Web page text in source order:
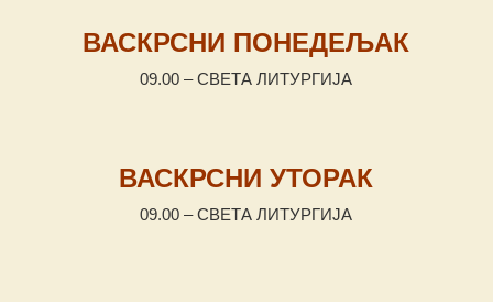
ВАСКРСНИ ПОНЕДЕЉАК
09.00 – СВЕТА ЛИТУРГИЈА
ВАСКРСНИ УТОРАК
09.00 – СВЕТА ЛИТУРГИЈА